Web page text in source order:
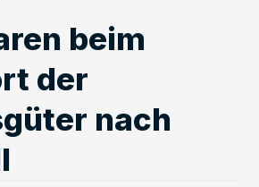
beim
der
nach